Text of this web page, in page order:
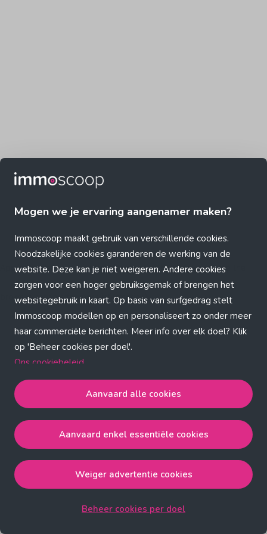
Mogen we je ervaring aangenamer maken?
Immoscoop maakt gebruik van verschillende cookies.
Noodzakelijke cookies garanderen de werking van de
website. Deze kan je niet weigeren. Andere cookies
zorgen voor een hoger gebruiksgemak of brengen het
websitegebruik in kaart. Op basis van surfgedrag stelt
Immoscoop modellen op en personaliseert zo onder meer
haar commerciële berichten. Meer info over elk doel? Klik
op 'Beheer cookies per doel'.
Ons cookiebeleid
Aanvaard alle cookiesgaat akkoord met de strict
noodzakelijke, analytische, functionele en advertentie
cookies.
de strict noodzakelijke cookies.
Weiger advertentie cookiesgaat akkoord met de strict
Aanvaard alle cookies
Aanvaard enkel essentiële cookies
Weiger advertentie cookies
Beheer cookies per doel
Application error: a client-side exception has occurred (see the
browser console for more information)